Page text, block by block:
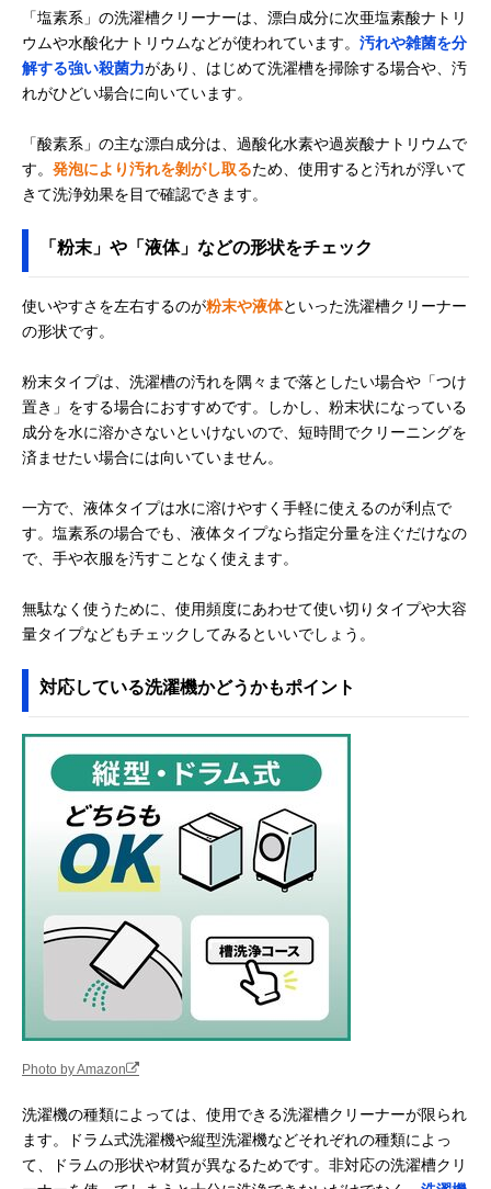
「塩素系」の洗濯槽クリーナーは、漂白成分に次亜塩素酸ナトリ
ウムや水酸化ナトリウムなどが使われています。 汚れや雑菌を分
解する強い殺菌力があり、はじめて洗濯槽を掃除する場合や、汚
れがひどい場合に向いています。
「酸素系」の主な漂白成分は、過酸化水素や過炭酸ナトリウムで
す。 発泡により汚れを剝がし取るため、使用すると汚れが浮いて
きて洗浄効果を目で確認できます。
「粉末」や「液体」などの形状をチェック
使いやすさを左右するのが粉末や液体といった洗濯槽クリーナー
の形状です。
粉末タイプは、洗濯槽の汚れを隅々まで落としたい場合や「つけ
置き」をする場合におすすめです。しかし、粉末状になっている
成分を水に溶かさないといけないので、短時間でクリーニングを
済ませたい場合には向いていません。
一方で、液体タイプは水に溶けやすく手軽に使えるのが利点で
す。塩素系の場合でも、液体タイプなら指定分量を注ぐだけなの
で、手や衣服を汚すことなく使えます。
無駄なく使うために、使用頻度にあわせて使い切りタイプや大容
量タイプなどもチェックしてみるといいでしょう。
対応している洗濯機かどうかもポイント
Photo by Amazon
洗濯機の種類によっては、使用できる洗濯槽クリーナーが限られ
ます。ドラム式洗濯機や縦型洗濯機などそれぞれの種類によっ
て、ドラムの形状や材質が異なるためです。非対応の洗濯槽クリ